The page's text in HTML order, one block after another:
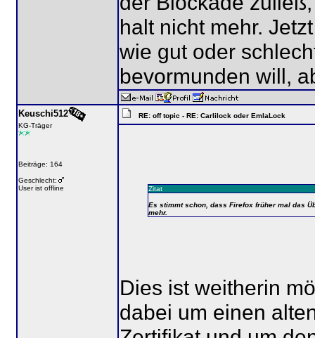
halt nicht mehr.
wie gut oder
bevormunden will,
Keuschi512
KG-Träger
Beiträge: 164
Geschlecht:
User ist offline
RE: off topic - RE: Carlilock oder EmlaLock
Zitat
Es stimmt schon, dass Firefox früher mal das
mehr.
Dies ist weitherin
dabei um einen